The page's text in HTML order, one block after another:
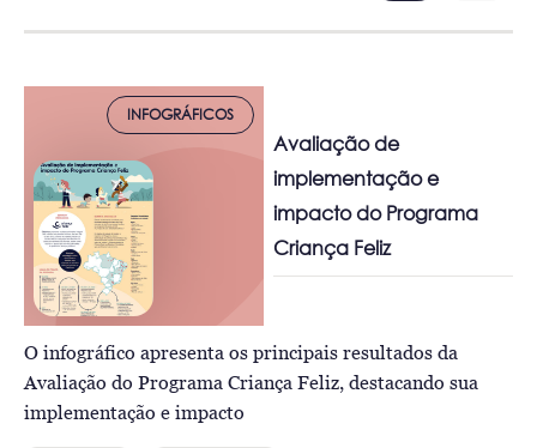
INFOGRÁFICOS
Avaliação de
implementação e
impacto do Programa
Criança Feliz
O infográfico apresenta os principais resultados da
Avaliação do Programa Criança Feliz, destacando sua
implementação e impacto